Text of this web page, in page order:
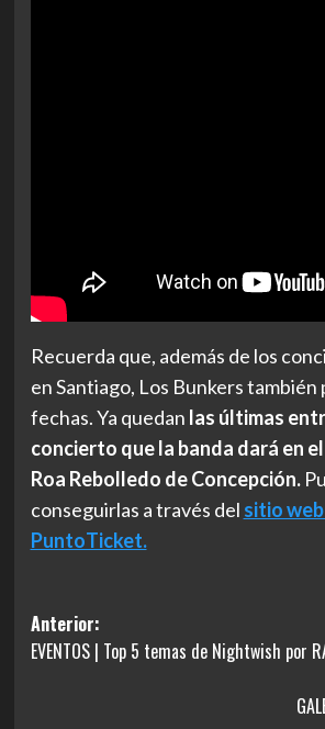
Recuerda que, además de los
en Santiago, Los Bunkers
fechas. Ya quedan las últimas
concierto que la banda dará en
Roa Rebolledo de Concepción.
conseguirlas a través del sitio
PuntoTicket.
Navegación
de
Anterior:
EVENTOS | Top 5 temas de Nightwish por